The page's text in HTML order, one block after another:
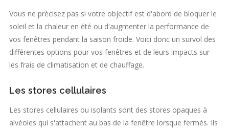
Vous ne précisez pas si votre objectif est d'abord de bloquer le
soleil et la chaleur en été ou d'augmenter la performance de
vos fenêtres pendant la saison froide. Voici donc un survol des
différentes options pour vos fenêtres et de leurs impacts sur
les frais de climatisation et de chauffage.
Les stores cellulaires
Les stores cellulaires ou isolants sont des stores opaques à
alvéoles qui s'attachent au bas de la fenêtre lorsque fermés. Ils